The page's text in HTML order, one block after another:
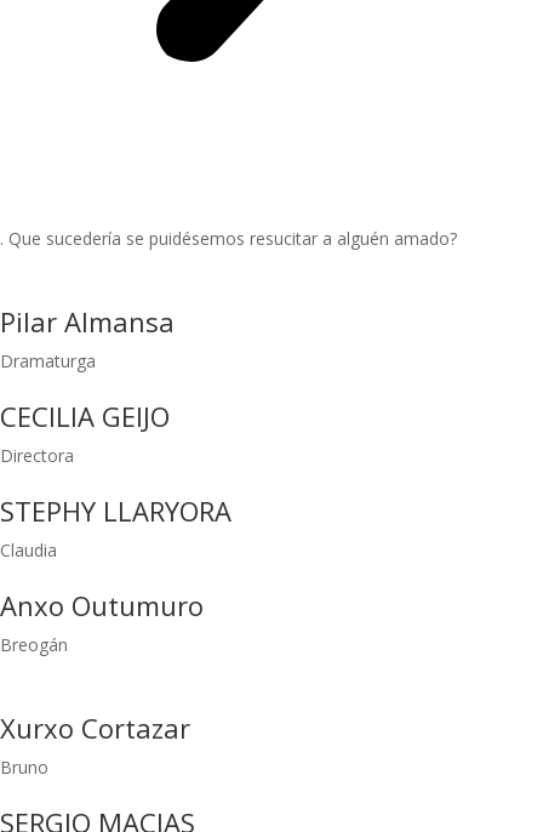
. Que sucedería se puidésemos resucitar a alguén amado?
Pilar Almansa
Dramaturga
CECILIA GEIJO
Directora
STEPHY LLARYORA
Claudia
Anxo Outumuro
Breogán
Xurxo Cortazar
Bruno
SERGIO MACIAS